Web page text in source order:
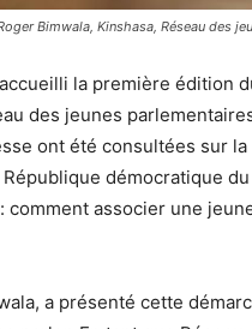
Bimwala, Kinshasa, Réseau des
la première édition
des jeunes
ont été consultées sur
démocratique
associer une
a présenté cette